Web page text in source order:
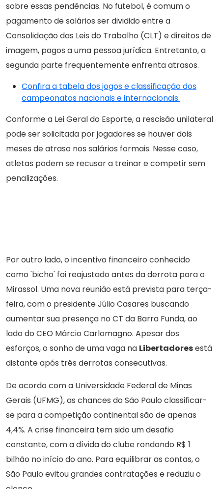
sobre essas pendências. No futebol, é comum o
pagamento de salários ser dividido entre a
Consolidação das Leis do Trabalho (CLT) e direitos de
imagem, pagos a uma pessoa jurídica. Entretanto, a
segunda parte frequentemente enfrenta atrasos.
Confira a tabela dos jogos e classificação dos
campeonatos nacionais e internacionais.
Conforme a Lei Geral do Esporte, a rescisão unilateral
pode ser solicitada por jogadores se houver dois
meses de atraso nos salários formais. Nesse caso,
atletas podem se recusar a treinar e competir sem
penalizações.
Por outro lado, o incentivo financeiro conhecido
como 'bicho' foi reajustado antes da derrota para o
Mirassol. Uma nova reunião está prevista para terça-
feira, com o presidente Júlio Casares buscando
aumentar sua presença no CT da Barra Funda, ao
lado do CEO Márcio Carlomagno. Apesar dos
esforços, o sonho de uma vaga na Libertadoresestá
distante após três derrotas consecutivas.
De acordo com a Universidade Federal de Minas
Gerais (UFMG), as chances do São Paulo classificar-
se para a competição continental são de apenas
4,4%. A crise financeira tem sido um desafio
constante, com a dívida do clube rondando R$ 1
bilhão no início do ano. Para equilibrar as contas, o
São Paulo evitou grandes contratações e reduziu o